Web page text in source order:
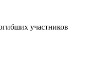
участников